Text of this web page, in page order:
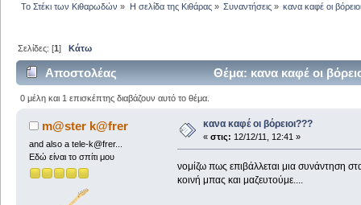
Το Στέκι των Κιθαρωδών » Η σελίδα της Κιθάρας» Συναντήσεις» κανα καφέ οι
Σελίδες: [1]Κάτω
Αποστολέας Θέμα: κανα καφέ οι
0 μέλη και 1 επισκέπτης διαβάζουν αυτό το θέμα.
m@ster k@frer
and also a tele-k@frer...
Εδώ είναι το σπίτι μου
κανα καφέ οι βόρειοι???
« στις: 12/12/11, 12:41 »
νομίζω πως επιβάλλεται μια συνάντηση
κοινή μπας και μαζευτούμε....